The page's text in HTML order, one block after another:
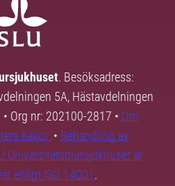
. Besöksadress:
5A, Hästavdelningen
Org nr: 202100-2817 • Om
kakor • Behandling av
Universitetsdjursjukhuset är
enligt ISO 14001.